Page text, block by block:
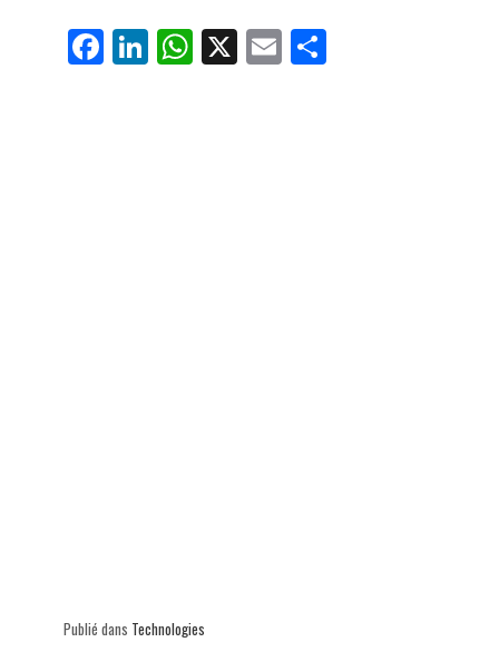
Fa
ce
Li
nk
W
ha
X E
m
Pa
Publié dans Technologies